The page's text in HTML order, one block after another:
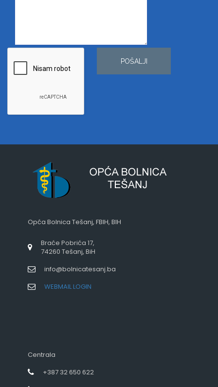
POŠALJI
Opća Bolnica Tešanj, FBIH, BIH
Braće Pobrića 17,
74260 Tešanj, BiH
info@bolnicatesanj.ba
WEBMAIL LOGIN
Centrala
+387 32 650 622